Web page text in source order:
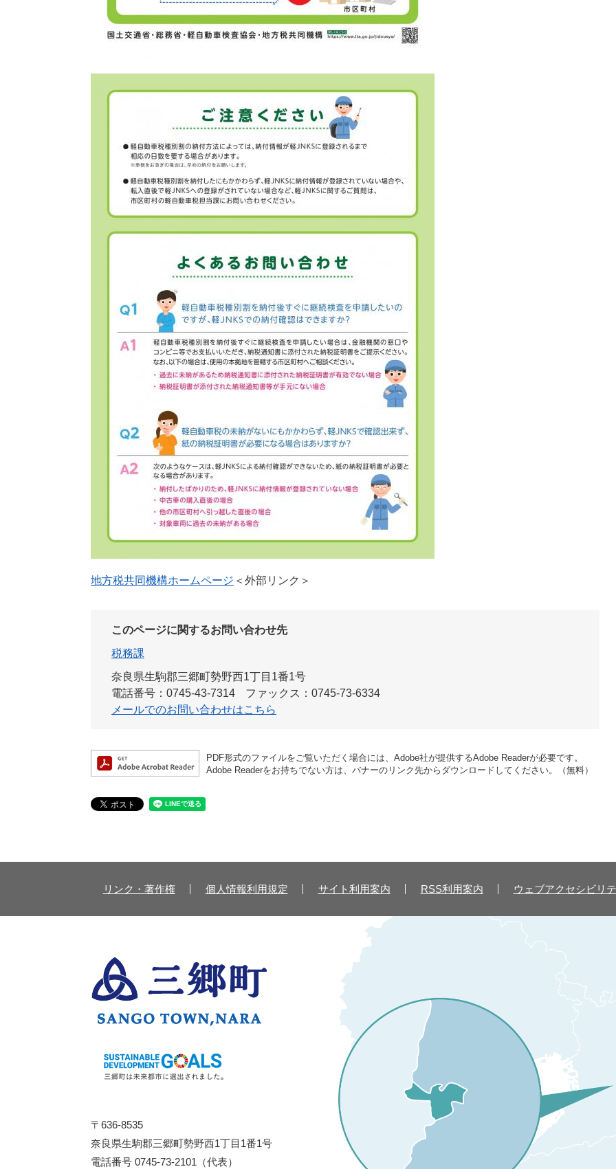
地方税共同機構ホームページ ＜外部リンク＞
このページに関するお問い合わせ先
税務課
奈良県生駒郡三郷町勢野西1丁目1番1号
電話番号：0745-43-7314
ファックス：0745-73-6334
メールでのお問い合わせはこちら
PDF形式のファイルをご覧いただく場合には、Adobe社が提供するAdobe Readerが必要です。
Adobe Readerをお持ちでない方は、バナーのリンク先からダウンロードしてください。（無料）
リンク・著作権 個人情報利用規定 サイト利用案内 RSS利用案内 ウェブアクセシビリ
〒636-8535
奈良県生駒郡三郷町勢野西1丁目1番1号
電話番号 0745-73-2101（代表）